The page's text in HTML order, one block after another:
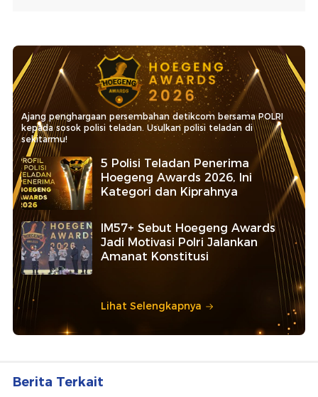
Ajang penghargaan persembahan detikcom bersama POLRI
kepada sosok polisi teladan. Usulkan polisi teladan di
sekitarmu!
5 Polisi Teladan Penerima
Hoegeng Awards 2026, Ini
Kategori dan Kiprahnya
IM57+ Sebut Hoegeng Awards
Jadi Motivasi Polri Jalankan
Amanat Konstitusi
Lihat Selengkapnya
Berita Terkait